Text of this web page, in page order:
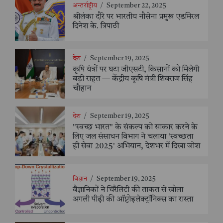
अन्तर्राष्ट्रीय / September 22, 2025
श्रीलंका दौरे पर भारतीय नौसेना प्रमुख एडमिरल
दिनेश के. त्रिपाठी
देश / September 19, 2025
कृषि यंत्रों पर घटा जीएसटी, किसानों को मिलेगी
बड़ी राहत — केंद्रीय कृषि मंत्री शिवराज सिंह
चौहान
देश / September 19, 2025
"स्वच्छ भारत" के संकल्प को साकार करने के
लिए जल संसाधन विभाग ने चलाया 'स्वच्छता
ही सेवा 2025' अभियान, देशभर में दिखा जोश
विज्ञान / September 19, 2025
वैज्ञानिकों ने चिरैलिटी की ताकत से खोला
अगली पीढ़ी की ऑप्टोइलेक्ट्रॉनिक्स का रास्ता